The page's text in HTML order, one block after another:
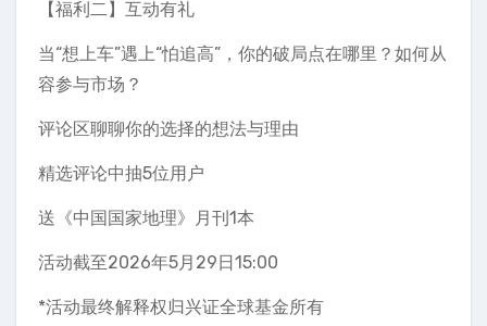
【福利二】互动有礼
当“想上车”遇上“怕追高”，你的破局点在哪里？如何从
容参与市场？
评论区聊聊你的选择的想法与理由
精选评论中抽5位用户
送《中国国家地理》月刊1本
活动截至2026年5月29日15:00
*活动最终解释权归兴证全球基金所有